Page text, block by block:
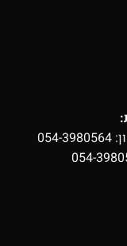
054-3980564
054-